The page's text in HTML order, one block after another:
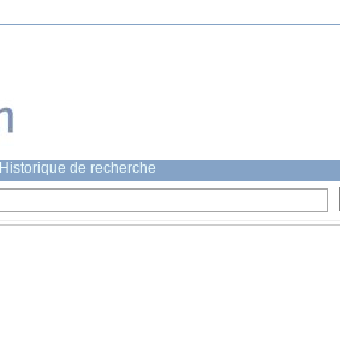
Historique de recherche